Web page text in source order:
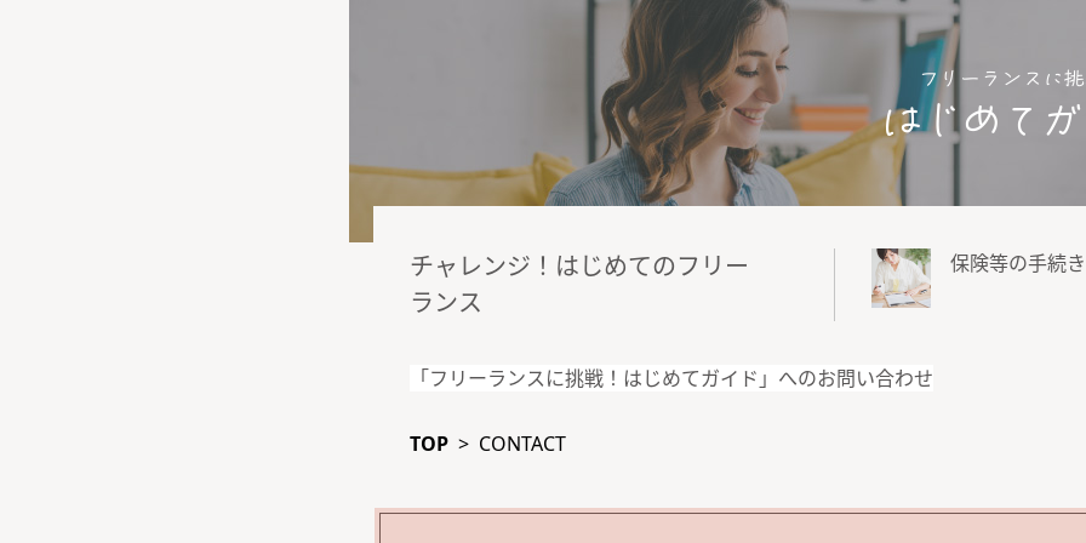
チャレンジ！はじめてのフリー
ランス
保険等の手続
「フリーランスに挑戦！はじめてガイド」へのお問い合わせ
TOP > CONTACT